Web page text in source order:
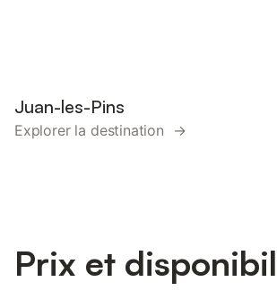
Juan-les-Pins
Explorer la destination →
Prix et